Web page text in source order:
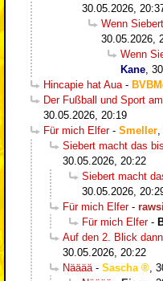
30.05.2026,
Wenn
30.05.2026,
Wenn
Kane
Hincapie hat Aua -
Der Fußball und Sport
30.05.2026, 20:19
Für mich Elfer- Smeller
Siebert macht das
30.05.2026, 20:22
Siebert macht
30.05.2026,
Für mich Elfer-
Für mich Elfer-
Auf den 2. Blick
30.05.2026, 20:22
Nääää - Sascha